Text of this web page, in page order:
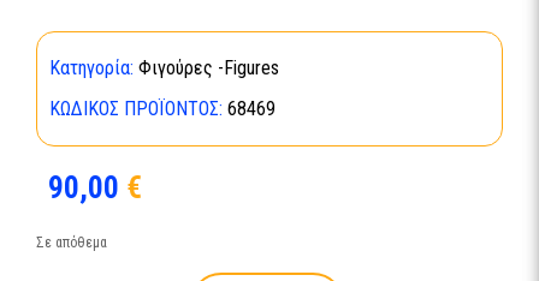
Κατηγορία: Φιγούρες -Figures
ΚΩΔΙΚΌΣ ΠΡΟΪΌΝΤΟΣ: 68469
90,00 €
Σε απόθεμα